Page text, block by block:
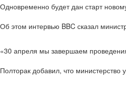
Одновременно будет дан старт
Об этом интервью BBC сказал
«30 апреля мы завершаем
Полторак добавил, что министерство